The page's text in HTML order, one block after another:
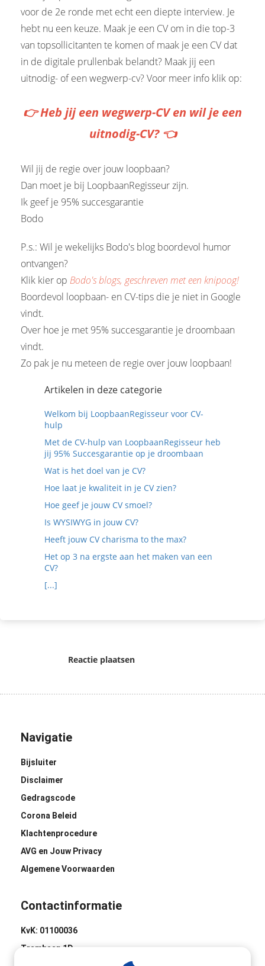
voor de 2e ronde met echt een diepte interview. Je
hebt nu een keuze. Maak je een CV om in die top-3
van topsollicitanten te komen of maak je een CV dat
in de digitale prullenbak belandt? Maak jij een
uitnodig- of een wegwerp-cv? Voor meer info klik op:
👉 Heb jij een wegwerp-CV en wil je een
uitnodig-CV? 👈
Wil jij de regie over jouw loopbaan?
Dan moet je bij LoopbaanRegisseur zijn.
Ik geef je 95% succesgarantie
Bodo
P.s.: Wil je wekelijks Bodo's blog boordevol humor
ontvangen?
Klik kier op Bodo's blogs, geschreven met een knipoog!
Boordevol loopbaan- en CV-tips die je niet in Google
vindt.
Over hoe je met 95% succesgarantie je droombaan
vindt.
Zo pak je nu meteen de regie over jouw loopbaan!
Artikelen in deze categorie
Welkom bij LoopbaanRegisseur voor CV-
hulp
Met de CV-hulp van LoopbaanRegisseur heb
jij 95% Succesgarantie op je droombaan
Wat is het doel van je CV?
Hoe laat je kwaliteit in je CV zien?
Hoe geef je jouw CV smoel?
Is WYSIWYG in jouw CV?
Heeft jouw CV charisma to the max?
Het op 3 na ergste aan het maken van een
CV?
[...]
Reactie plaatsen
Navigatie
Bijsluiter
Disclaimer
Gedragscode
Corona Beleid
Klachtenprocedure
AVG en Jouw Privacy
Algemene Voorwaarden
Contactinformatie
KvK: 01100036
Trambaan 1D